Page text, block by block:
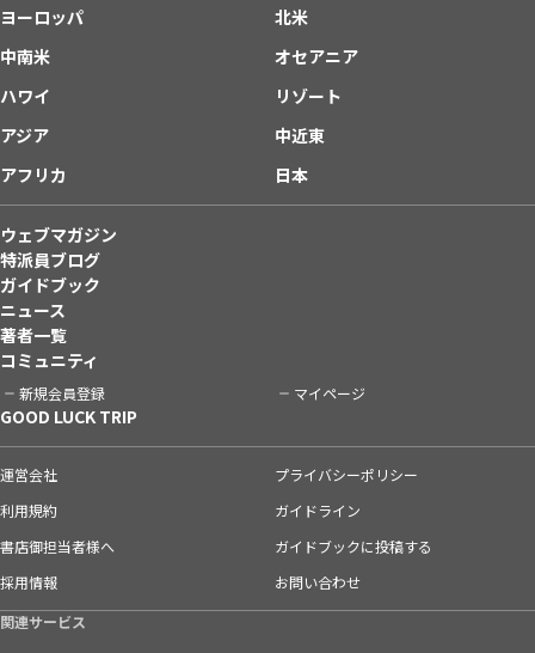
ヨーロッパ
北米
中南米
オセアニア
ハワイ
リゾート
アジア
中近東
アフリカ
日本
ウェブマガジン
特派員ブログ
ガイドブック
ニュース
著者一覧
コミュニティ
新規会員登録 マイページ
GOOD LUCK TRIP
運営会社
プライバシーポリシー
利用規約
ガイドライン
書店御担当者様へ
ガイドブックに投稿する
採用情報
お問い合わせ
関連サービス